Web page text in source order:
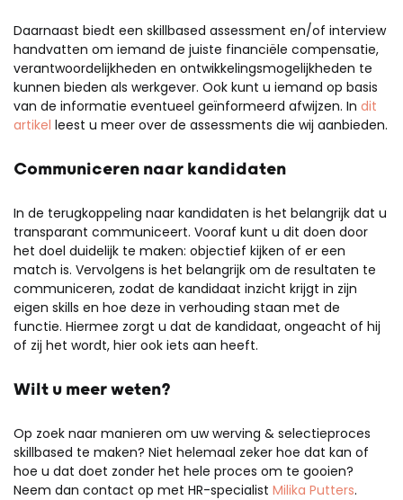
Daarnaast biedt een skillbased assessment en/of interview
handvatten om iemand de juiste financiële compensatie,
verantwoordelijkheden en ontwikkelingsmogelijkheden te
kunnen bieden als werkgever. Ook kunt u iemand op basis
van de informatie eventueel geïnformeerd afwijzen. In dit
artikel leest u meer over de assessments die wij aanbieden.
Communiceren naar kandidaten
In de terugkoppeling naar kandidaten is het belangrijk dat u
transparant communiceert. Vooraf kunt u dit doen door
het doel duidelijk te maken: objectief kijken of er een
match is. Vervolgens is het belangrijk om de resultaten te
communiceren, zodat de kandidaat inzicht krijgt in zijn
eigen skills en hoe deze in verhouding staan met de
functie. Hiermee zorgt u dat de kandidaat, ongeacht of hij
of zij het wordt, hier ook iets aan heeft.
Wilt u meer weten?
Op zoek naar manieren om uw werving & selectieproces
skillbased te maken? Niet helemaal zeker hoe dat kan of
hoe u dat doet zonder het hele proces om te gooien?
Neem dan contact op met HR-specialist Milika Putters.